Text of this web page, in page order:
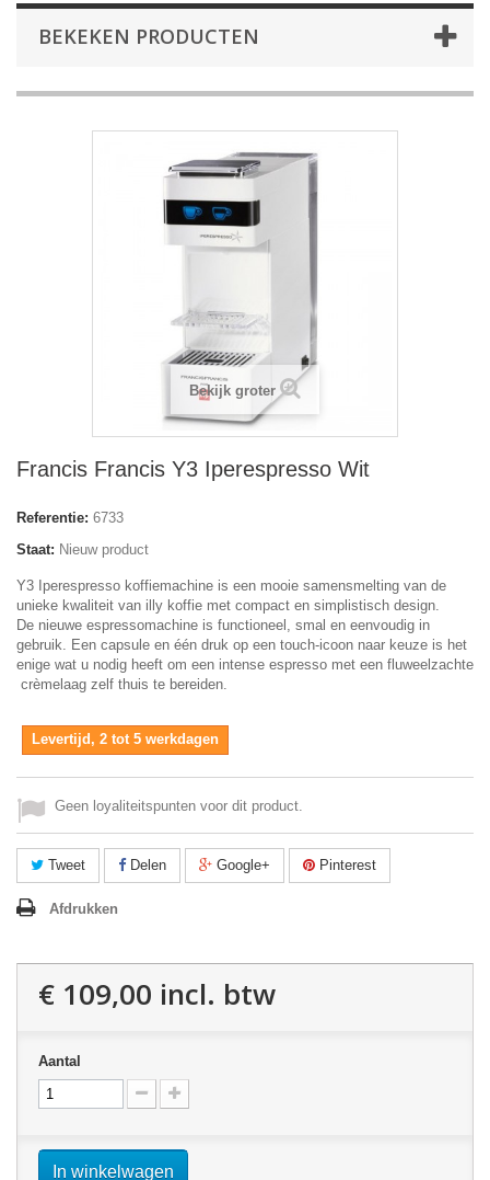
BEKEKEN PRODUCTEN
Bekijk groter
Francis Francis Y3 Iperespresso Wit
Referentie: 6733
Staat: Nieuw product
Y3 Iperespresso koffiemachine is een mooie samensmelting van de
unieke kwaliteit van illy koffie met compact en simplistisch design.
De nieuwe espressomachine is functioneel, smal en eenvoudig in
gebruik. Een capsule en één druk op een touch-icoon naar keuze is het
enige wat u nodig heeft om een intense espresso met een fluweelzachte
crèmelaag zelf thuis te bereiden.
Levertijd, 2 tot 5 werkdagen
Geen loyaliteitspunten voor dit product.
Tweet Delen Google+ Pinterest
Afdrukken
€ 109,00 incl. btw
Aantal
In winkelwagen